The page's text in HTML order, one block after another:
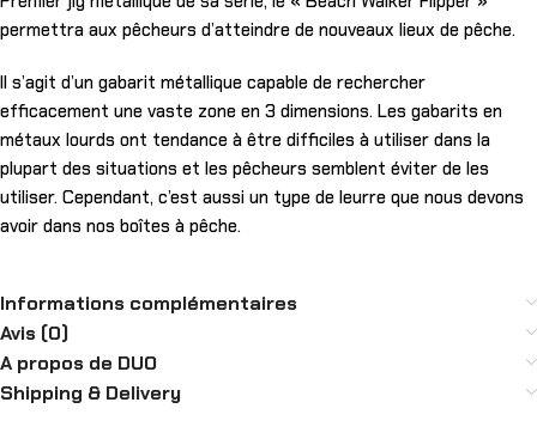
permettra aux pêcheurs d’atteindre de nouveaux lieux de pêche.
Il s’agit d’un gabarit métallique capable de rechercher
efficacement une vaste zone en 3 dimensions. Les gabarits en
métaux lourds ont tendance à être difficiles à utiliser dans la
plupart des situations et les pêcheurs semblent éviter de les
utiliser. Cependant, c’est aussi un type de leurre que nous devons
avoir dans nos boîtes à pêche.
Informations complémentaires
Avis (0)
A propos de DUO
Shipping & Delivery